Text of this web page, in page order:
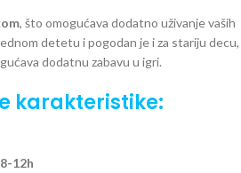
, što omogućava dodatno uživanje vaših
detetu i pogodan je i za stariju decu,
dodatnu zabavu u igri.
karakteristike:
12h